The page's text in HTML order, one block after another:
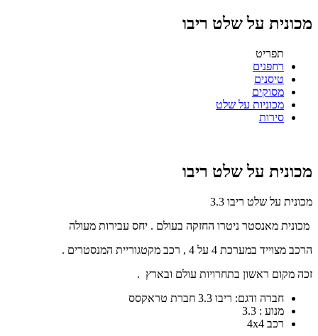
מכונית על שלט ריבו
תפריט
רחפנים
טיסנים
מסוקים
מכוניות על שלט
סירות
מכונית על שלט ריבו
מכונית על שלט ריבו 3.3
מכונית מאנסטר ניטרו החזקה בעולם . יחס עבירות מעולה
הרכב מצוייד במערכת 4 על 4 , רכב מקטגוריית המנסטרים .
זכה מקום ראשון בתחרויות עולם ובארץ .
חברה ודגם: ריבו 3.3 חברת טראקסס
מנוע : 3.3
רכב 4x4